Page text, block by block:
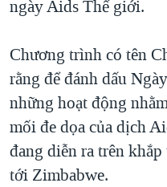
"Tìm"NGƯỜI VIỆT HẢI NGOẠI
KINH TẾ
KHOA HỌC
SỨC KHOẺ
VĂN HOÁ
TẠI
MỘT NĂM CHIẾN
GIẢI MÃ VÀNH ĐAI &
NGÀY TỊ NẠN THẾ GIỚI
TRỊNH VĨNH BÌNH -
GROUND ZERO – XƯA VÀ
VIDEO
NGHE
MẠNG XÃ HỘI
Ngôn ngữ khác
ngày Aids Thế giới.
Chương trình có tên
rằng để đánh dấu
những hoạt động
mối đe dọa của dịch
đang diễn ra trên
tới Zimbabwe.